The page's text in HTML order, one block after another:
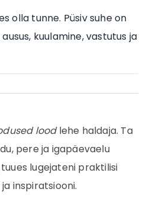
olla tunne. Püsiv suhe on
kuulamine, vastutus ja
loodlehe haldaja. Ta
pere ja igapäevaelu
lugejateni praktilisi
inspiratsiooni.